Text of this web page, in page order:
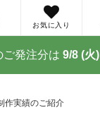
お気に入り
ご発注分は 9/8 (火)
作実績のご紹介